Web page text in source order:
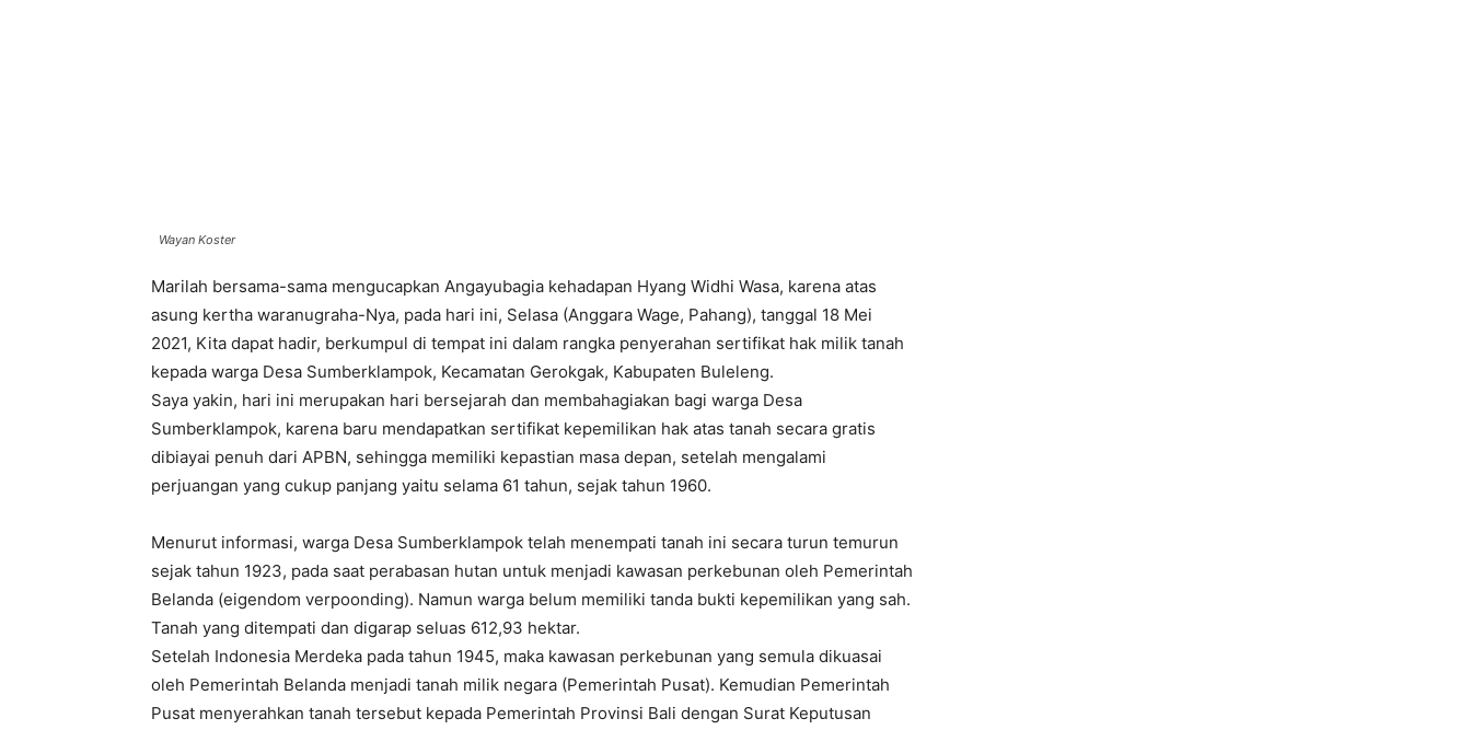
Wayan Koster
Marilah bersama-sama mengucapkan Angayubagia kehadapan Hyang Widhi Wasa, karena atas
asung kertha waranugraha-Nya, pada hari ini, Selasa (Anggara Wage, Pahang), tanggal 18 Mei
2021, Kita dapat hadir, berkumpul di tempat ini dalam rangka penyerahan sertifikat hak milik tanah
kepada warga Desa Sumberklampok, Kecamatan Gerokgak, Kabupaten Buleleng.
Saya yakin, hari ini merupakan hari bersejarah dan membahagiakan bagi warga Desa
Sumberklampok, karena baru mendapatkan sertifikat kepemilikan hak atas tanah secara gratis
dibiayai penuh dari APBN, sehingga memiliki kepastian masa depan, setelah mengalami
perjuangan yang cukup panjang yaitu selama 61 tahun, sejak tahun 1960.
Menurut informasi, warga Desa Sumberklampok telah menempati tanah ini secara turun temurun
sejak tahun 1923, pada saat perabasan hutan untuk menjadi kawasan perkebunan oleh Pemerintah
Belanda (eigendom verpoonding). Namun warga belum memiliki tanda bukti kepemilikan yang sah.
Tanah yang ditempati dan digarap seluas 612,93 hektar.
Setelah Indonesia Merdeka pada tahun 1945, maka kawasan perkebunan yang semula dikuasai
oleh Pemerintah Belanda menjadi tanah milik negara (Pemerintah Pusat). Kemudian Pemerintah
Pusat menyerahkan tanah tersebut kepada Pemerintah Provinsi Bali dengan Surat Keputusan